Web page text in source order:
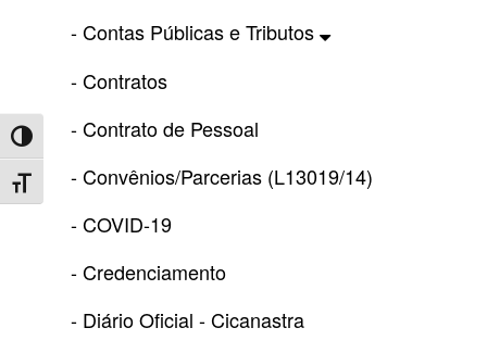
Toggle High Contrast
Toggle Font size
- Contas Públicas e Tributos
- Contratos
- Contrato de Pessoal
- Convênios/Parcerias (L13019/14)
- COVID-19
- Credenciamento
- Diário Oficial - Cicanastra